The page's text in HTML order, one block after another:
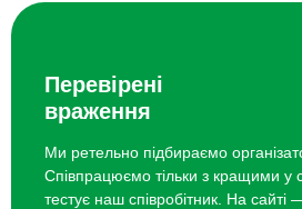
Перевірені
враження
Ми ретельно підбираємо
Співпрацюємо тільки з кращими у
тестує наш співробітник. На сайті